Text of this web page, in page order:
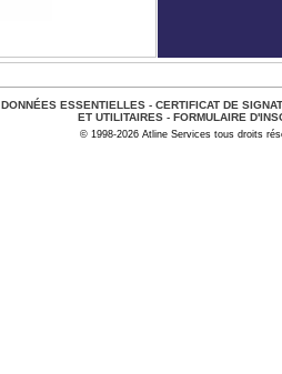
DONNÉES ESSENTIELLES- CERTIFICAT DE
ET UTILITAIRES - FORMULAIRE
© 1998-2026 Atline Services tous droits